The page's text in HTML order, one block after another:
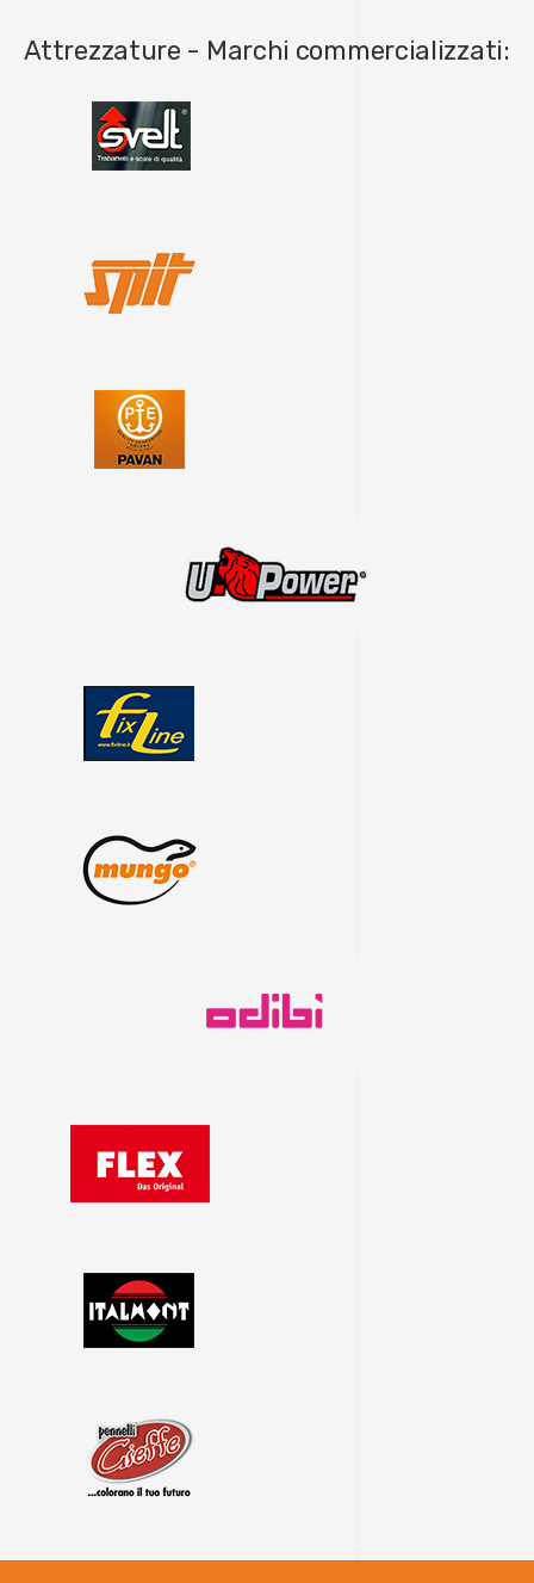
Attrezzature - Marchi commercializzati: